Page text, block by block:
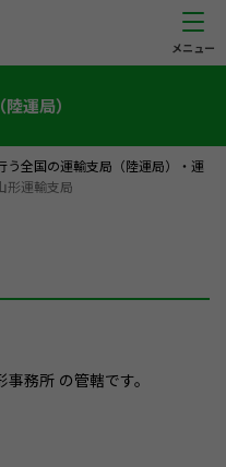
運局）
う全国の運輸支局（陸運局）・運
形運輸支局
務所 の管轄です。